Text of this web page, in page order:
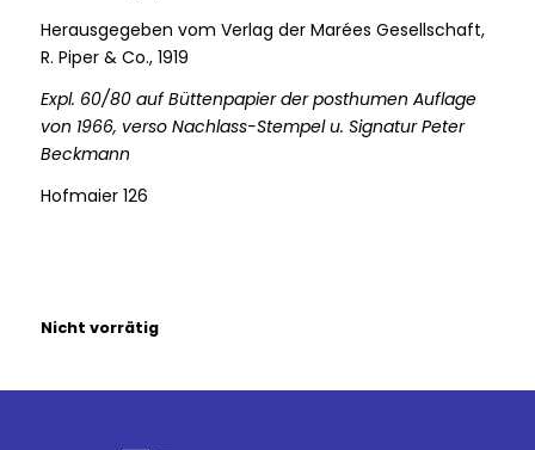
Herausgegeben vom Verlag der Marées Gesellschaft,
R. Piper & Co., 1919
Expl. 60/80 auf Büttenpapier der posthumen Auflage
von 1966, verso Nachlass-Stempel u. Signatur Peter
Beckmann
Hofmaier 126
Nicht vorrätig